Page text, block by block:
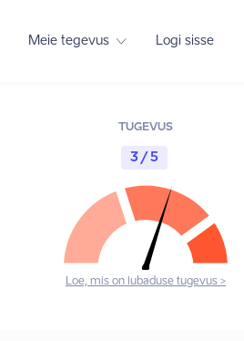
Meie tegevus Logi sisse
TUGEVUS
3 / 5
Loe, mis on lubaduse tugevus >